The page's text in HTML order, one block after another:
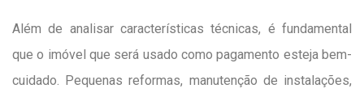
Além de analisar características técnicas, é fundamental
que o imóvel que será usado como pagamento esteja bem-
cuidado. Pequenas reformas, manutenção de instalações,